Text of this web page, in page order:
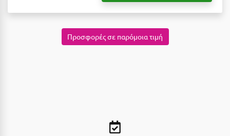
Προσφορές σε παρόμοια τιμή